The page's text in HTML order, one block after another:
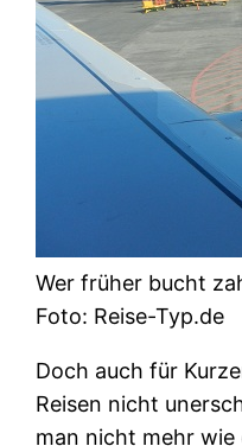
Wer früher bucht
Foto: Reise-Typ.de
Doch auch für
Reisen nicht
man nicht mehr